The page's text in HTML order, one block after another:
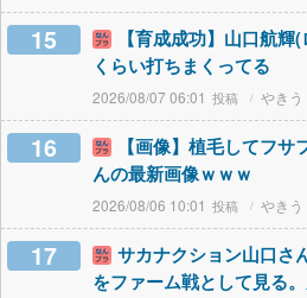
15
【育成成功】山口航
くらい打ちまくってる
2026/08/07 06:01 やきう
16
【画像】植毛してフ
んの最新画像ｗｗｗ
2026/08/06 10:01 やきう
17
サカナクション山口さ
をファーム戦として見る